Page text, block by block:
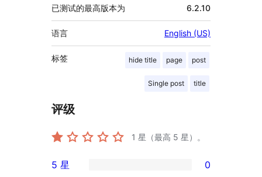
已测试的最高版本为 6.2.10
语言 English (US)
标签 hide title page post
Single post title
评级
1 星（最高 5 星）。
0
5 星 0